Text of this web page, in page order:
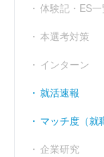
経常利益率
体験記・ES一
本選考対策
インターン
就活速報
マッチ度（就
企業研究